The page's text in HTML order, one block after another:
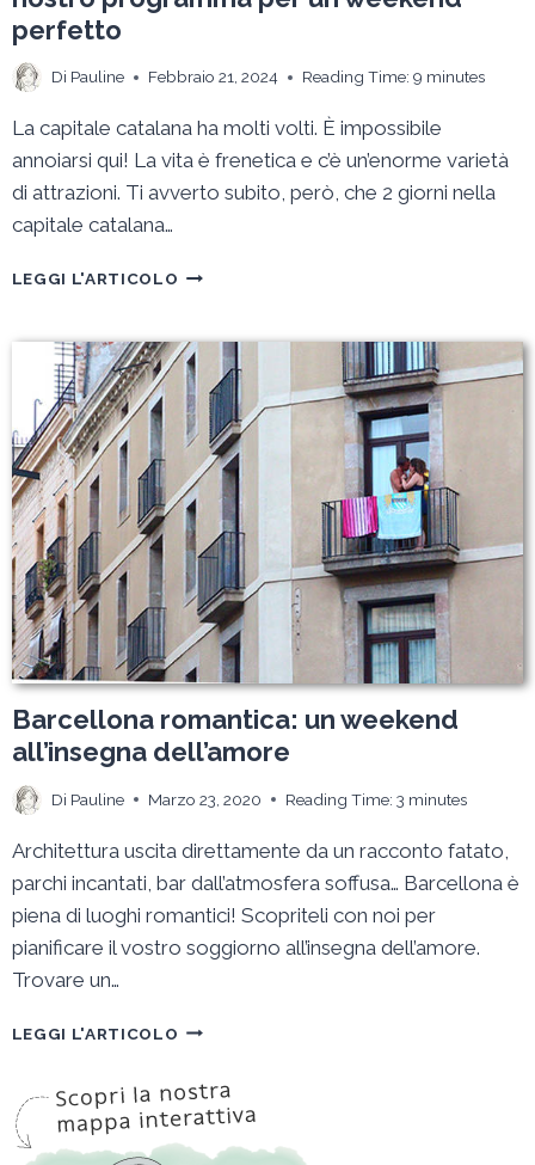
perfetto
Di Pauline Febbraio 21, 2024 Reading Time: 9 minutes
La capitale catalana ha molti volti. È impossibile
annoiarsi qui! La vita è frenetica e c’è un’enorme varietà
di attrazioni. Ti avverto subito, però, che 2 giorni nella
capitale catalana…
LEGGI L'ARTICOLO COSA
BARCELLONA
IN
2
GIORNI?
IL
NOSTRO
PROGRAMMA
PER
UN
WEEKEND
PERFETTO
Barcellona romantica: un weekend
all’insegna dell’amore
Di Pauline Marzo 23, 2020 Reading Time: 3 minutes
Architettura uscita direttamente da un racconto fatato,
parchi incantati, bar dall’atmosfera soffusa… Barcellona è
piena di luoghi romantici! Scopriteli con noi per
pianificare il vostro soggiorno all’insegna dell’amore.
Trovare un…
LEGGI L'ARTICOLO BARCELLONA
WEEKEND
ALL’INSEGNA
DELL’AMORE